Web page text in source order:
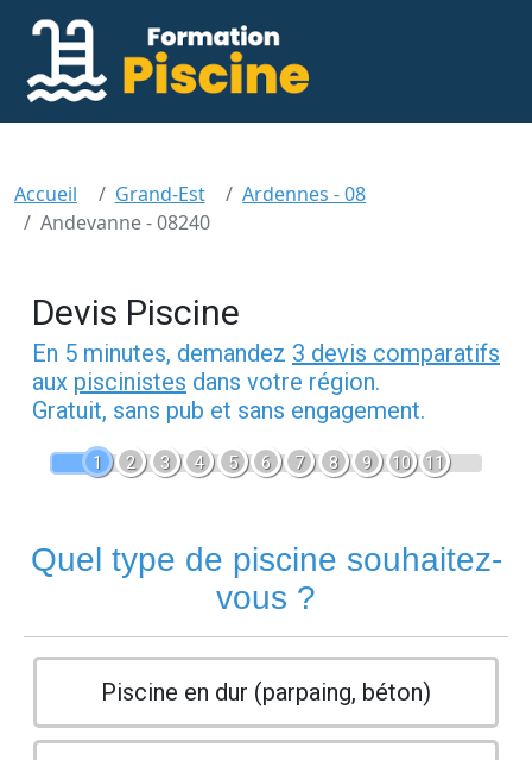
Accueil Grand-Est
Ardennes - 08
Andevanne - 08240
Devis Piscine
En 5 minutes, demandez 3 devis comparatifs
aux piscinistes dans votre région.
Gratuit, sans pub et sans engagement.
1 2 3 4 5 6 7 8 9 10 11
Quel type de piscine souhaitez-
vous ?
Piscine en dur (parpaing, béton)